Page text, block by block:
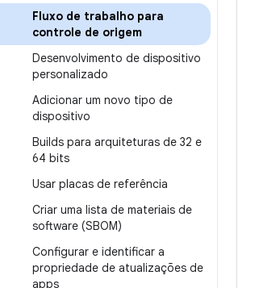
Fluxo de trabalho para
controle de origem
Desenvolvimento de dispositivo
personalizado
Adicionar um novo tipo de
dispositivo
Builds para arquiteturas de 32 e
64 bits
Usar placas de referência
Criar uma lista de materiais de
software (SBOM)
Configurar e identificar a
propriedade de atualizações de
apps